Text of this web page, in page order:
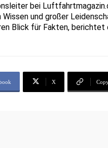
bei
Wissen und großer
Blick für Fakten,
X